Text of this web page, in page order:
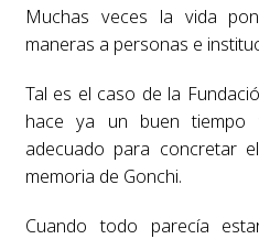
Muchas veces la vida
maneras a personas e
Tal es el caso de la
hace ya un buen tiempo
adecuado para concretar
memoria de Gonchi.
Cuando todo parecía